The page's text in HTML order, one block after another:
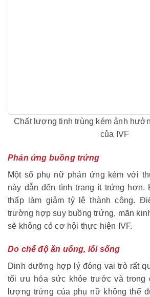
Chất lượng tinh trùng kém ảnh
của IVF
Phản ứng buồng trứng
Một số phụ nữ phản ứng kém với
này dẫn đến tình trạng ít trứng hơn.
thấp làm giảm tỷ lệ thành công.
trường hợp suy buồng trứng, mãn
sẽ không có cơ hội thực hiện IVF.
Do chế độ ăn uống, lối sống
Dinh dưỡng hợp lý đóng vai trò rất
tối ưu hóa sức khỏe trước và trong
lượng trứng của phụ nữ không thể